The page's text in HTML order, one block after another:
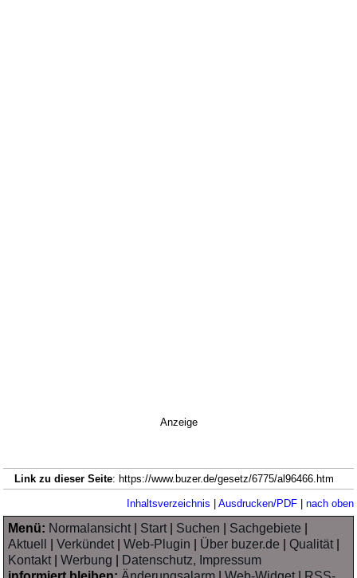
Anzeige
Link zu dieser Seite: https://www.buzer.de/gesetz/6775/al96466.htm
Inhaltsverzeichnis | Ausdrucken/PDF| nach oben
Menü: Normalansicht| Start| Suchen Sachgebiete
Aktuell
|Verkündet|Web-Plugin Über buzer.de |Qualität|
Kontakt|Werbung
Datenschutz, Impressum